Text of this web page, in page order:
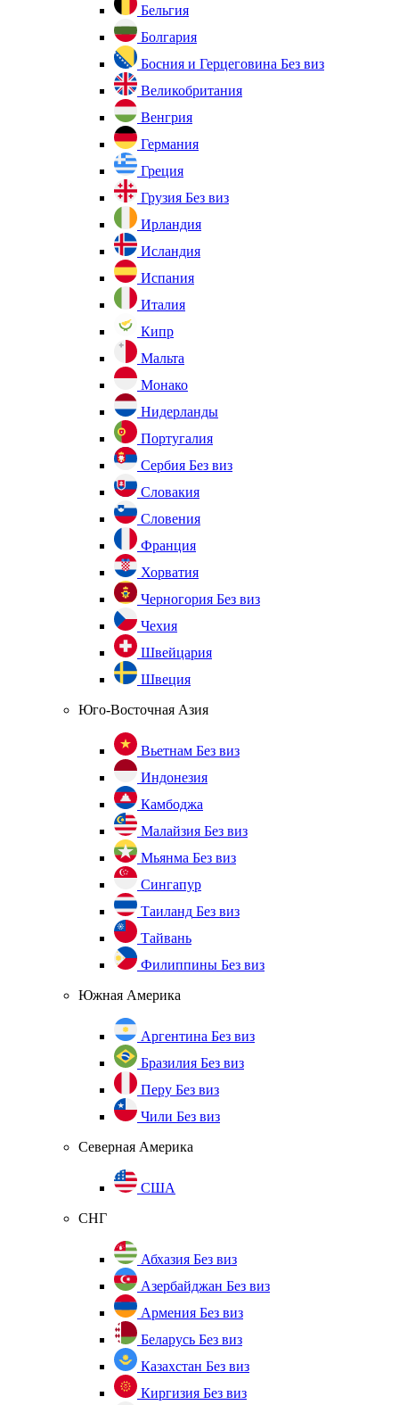
Бельгия
Болгария
Босния и Герцеговина Без виз
Великобритания
Венгрия
Германия
Греция
Грузия Без виз
Ирландия
Исландия
Испания
Италия
Кипр
Мальта
Монако
Нидерланды
Португалия
Сербия Без виз
Словакия
Словения
Франция
Хорватия
Черногория Без виз
Чехия
Швейцария
Швеция
Юго-Восточная Азия
Вьетнам Без виз
Индонезия
Камбоджа
Малайзия Без виз
Мьянма Без виз
Сингапур
Таиланд Без виз
Тайвань
Филиппины Без виз
Южная Америка
Аргентина Без виз
Бразилия Без виз
Перу Без виз
Чили Без виз
Северная Америка
США
СНГ
Абхазия Без виз
Азербайджан Без виз
Армения Без виз
Беларусь Без виз
Казахстан Без виз
Киргизия Без виз